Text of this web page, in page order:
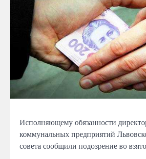
Исполняющему обязанности
коммунальных предприятий
совета сообщили подозрение во